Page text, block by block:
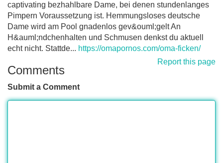
captivating bezhahlbare Dame, bei denen stundenlanges
Pimpern Voraussetzung ist. Hemmungsloses deutsche
Dame wird am Pool gnadenlos gev&ouml;gelt An
H&auml;ndchenhalten und Schmusen denkst du aktuell
echt nicht. Stattde... https://omapornos.com/oma-ficken/
Report this page
Comments
Submit a Comment